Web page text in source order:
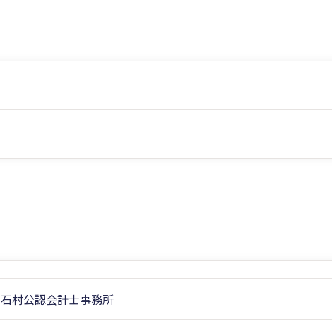
石村公認会計士事務所